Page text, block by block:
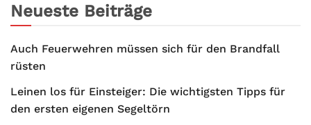
Neueste Beiträge
Auch Feuerwehren müssen sich für den Brandfall
rüsten
Leinen los für Einsteiger: Die wichtigsten Tipps für
den ersten eigenen Segeltörn